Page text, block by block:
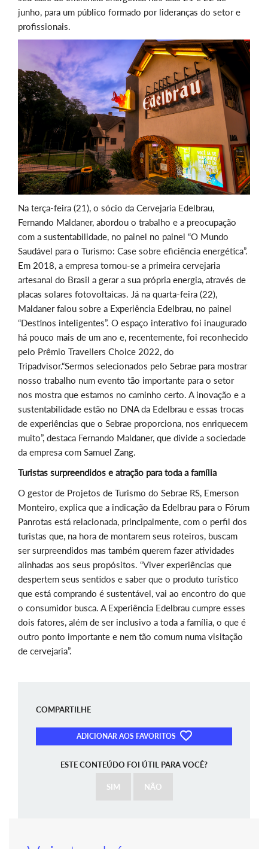
junho, para um público formado por lideranças do setor e
profissionais.
Na terça-feira (21), o sócio da Cervejaria Edelbrau,
Fernando Maldaner, abordou o trabalho e a preocupação
com a sustentabilidade, no painel no painel “O Mundo
Saudável para o Turismo: Case sobre eficiência energética”.
Em 2018, a empresa tornou-se a primeira cervejaria
artesanal do Brasil a gerar a sua própria energia, através de
placas solares fotovoltaicas. Já na quarta-feira (22),
Maldaner falou sobre a Experiência Edelbrau, no painel
“Destinos inteligentes”. O espaço interativo foi inaugurado
há pouco mais de um ano e, recentemente, foi reconhecido
pelo Prêmio Travellers Choice 2022, do
Tripadvisor.“Sermos selecionados pelo Sebrae para mostrar
nosso trabalho num evento tão importante para o setor
nos mostra que estamos no caminho certo. A inovação e a
sustentabilidade estão no DNA da Edelbrau e essas trocas
de experiências que o Sebrae proporciona, nos enriquecem
muito”, destaca Fernando Maldaner, que divide a sociedade
da empresa com Samuel Zang.
Turistas surpreendidos e atração para toda a família
O gestor de Projetos de Turismo do Sebrae RS, Emerson
Monteiro, explica que a indicação da Edelbrau para o Fórum
Panrotas está relacionada, principalmente, com o perfil dos
turistas que, na hora de montarem seus roteiros, buscam
ser surpreendidos mas também querem fazer atividades
alinhadas aos seus propósitos. “Viver experiências que
despertem seus sentidos e saber que o produto turístico
que está comprando é sustentável, vai ao encontro do que
o consumidor busca. A Experiência Edelbrau cumpre esses
dois fatores, além de ser inclusivo a toda a família, o que é
outro ponto importante e nem tão comum numa visitação
de cervejaria”.
COMPARTILHE
ADICIONAR AOS FAVORITOS
ESTE CONTEÚDO FOI ÚTIL PARA VOCÊ?
SIM NÃO